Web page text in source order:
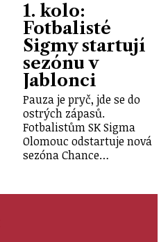
1. kolo:
Fotbalisté
Sigmy startují
sezónu v
Jablonci
Pauza je pryč, jde se do
ostrých zápasů.
Fotbalistům SK Sigma
Olomouc odstartuje nová
sezóna Chance…